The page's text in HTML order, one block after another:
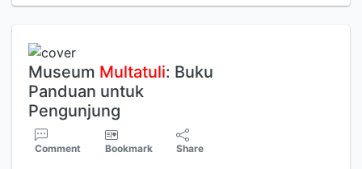
Museum Multatuli: Buku
Panduan untuk
Pengunjung
Comment Bookmark Share